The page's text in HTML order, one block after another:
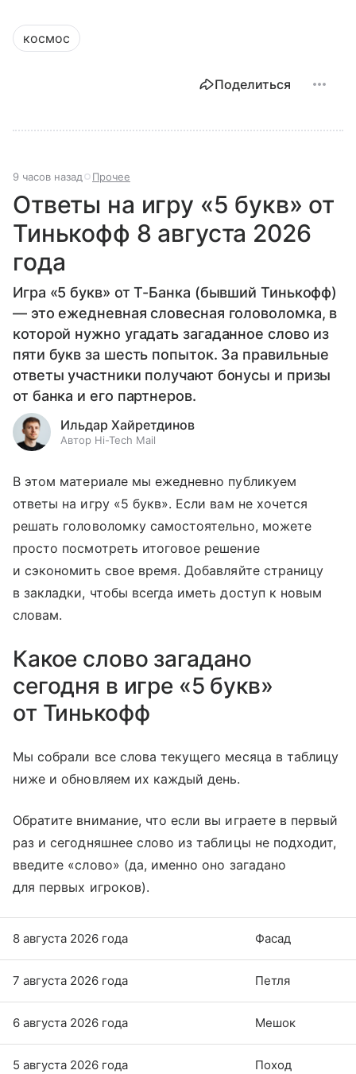
космос
Поделиться
9 часов назад Прочее
Ответы на игру «5 букв» от
Тинькофф 8 августа 2026
года
Игра «5 букв» от Т-Банка (бывший Тинькофф)
— это ежедневная словесная головоломка, в
которой нужно угадать загаданное слово из
пяти букв за шесть попыток. За правильные
ответы участники получают бонусы и призы
от банка и его партнеров.
Ильдар Хайретдинов
Автор Hi-Tech Mail
В этом материале мы ежедневно публикуем
ответы на игру «5 букв». Если вам не хочется
решать головоломку самостоятельно, можете
просто посмотреть итоговое решение
и сэкономить свое время. Добавляйте страницу
в закладки, чтобы всегда иметь доступ к новым
словам.
Какое слово загадано
сегодня в игре «5 букв»
от Тинькофф
Мы собрали все слова текущего месяца в таблицу
ниже и обновляем их каждый день.
Обратите внимание, что если вы играете в первый
раз и сегодняшнее слово из таблицы не подходит,
введите «слово» (да, именно оно загадано
для первых игроков).
8 августа 2026 года Фасад
7 августа 2026 года Петля
6 августа 2026 года Мешок
5 августа 2026 года Поход